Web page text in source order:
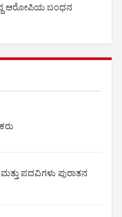
ಆರೋಪಿಯ ಬಂಧನ
ಪದವಿಗಳು ಪುರಾತನ